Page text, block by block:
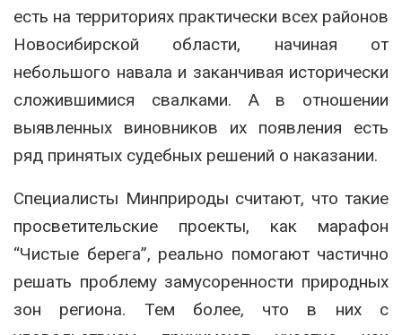
есть на территориях практически всех районов
Новосибирской области, начиная от
небольшого навала и заканчивая исторически
сложившимися свалками. А в отношении
выявленных виновников их появления есть
ряд принятых судебных решений о наказании.
Специалисты Минприроды считают, что такие
просветительские проекты, как марафон
“Чистые берега”, реально помогают частично
решать проблему замусоренности природных
зон региона. Тем более, что в них с